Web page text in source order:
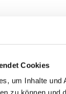
Cookies
um Inhalte